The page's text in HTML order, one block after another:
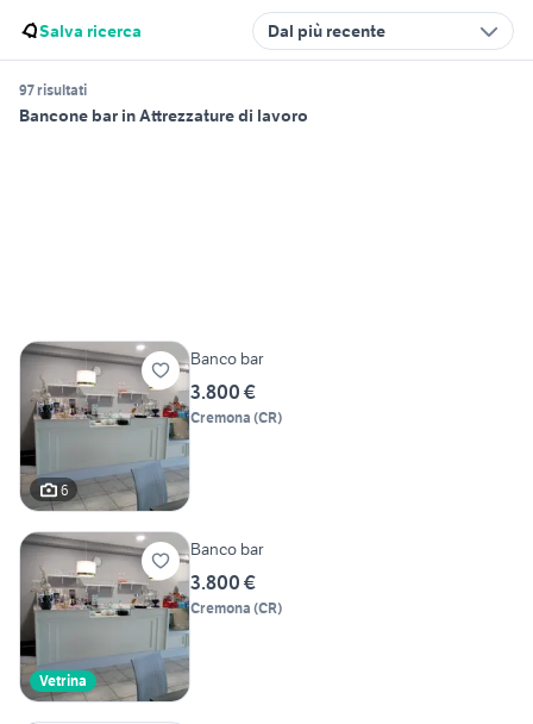
Salva ricerca Dal più recente
97 risultati
Bancone bar in Attrezzature di lavoro
6
Banco bar
3.800 €
Cremona (CR)
Vetrina
Banco bar
3.800 €
Cremona (CR)